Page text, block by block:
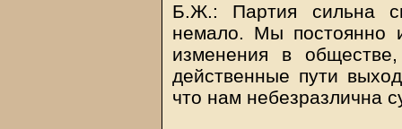
Б.Ж.: Партия сильна
немало. Мы постоянно
изменения в обществе,
действенные пути
что нам небезразлична